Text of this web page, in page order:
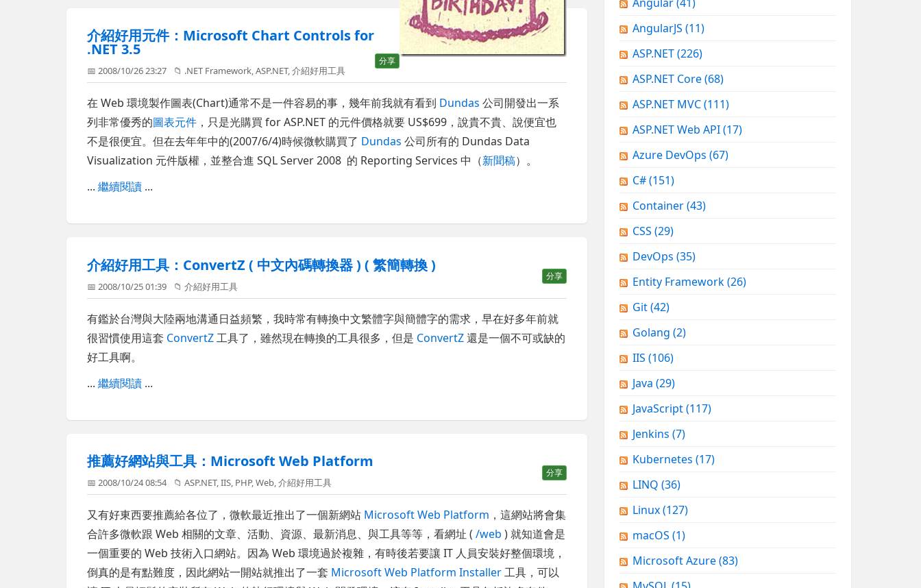
介紹好用元件：Microsoft Chart Controls for
.NET 3.5
分享
📅 2008/10/26 23:27 📁 .NET Framework,ASP.NET,介紹好用工具
在 Web 環境製作圖表(Chart)通常不是一件容易的事，幾年前我就有看到 Dundas 公司開發出一系
列非常優秀的圖表元件 ，只是光購買 for ASP.NET 的元件價格就要 US$699，說貴不貴、說便宜也
不是很便宜。但在去年年中的(2007/6/4)時候微軟購買了 Dundas 公司所有的 Dundas Data
Visualization 元件版權，並整合進 SQL Server 2008 的 Reporting Services 中（新聞稿）。
...繼續閱讀 ...
介紹好用工具：ConvertZ ( 中文內碼轉換器 ) ( 繁簡轉換 )
分享
📅 2008/10/25 01:39 📁介紹好用工具
有鑑於台灣與大陸兩地溝通日益頻繁，我時常有轉換中文繁體字與簡體字的需求，早在好多年前就
很習慣使用這套 ConvertZ工具了，雖然現在轉換的工具很多，但是 ConvertZ還是一個不可或缺的
好工具啊。
...繼續閱讀 ...
推薦好網站與工具：Microsoft Web Platform
分享
📅 2008/10/24 08:54 📁ASP.NET,IIS, PHP,Web,介紹好用工具
又有好東西要推薦給各位了，微軟最近推出了一個新網站 Microsoft Web Platform ，這網站將會集
合許多微軟跟 Web 相關的文章、活動、資源、最新消息、與工具等等，看網址 (/web ) 就知道會是
一個重要的 Web 技術入口網站。因為 Web 環境過於複雜，有時後若要讓 IT 人員安裝好整個環境，
倒真的是有點難度，因此網站一開站就推出了一套 Microsoft Web Platform Installer工具，可以
AngularJS (11)
ASP.NET(226)
ASP.NET Core(68)
ASP.NET MVC(111)
ASP.NET Web API(17)
Azure DevOps (67)
C#(151)
Container(43)
CSS (29)
DevOps (35)
Entity Framework(26)
Git(42)
Golang (2)
IIS (106)
Java (29)
JavaScript(117)
Jenkins (7)
Kubernetes (17)
LINQ (36)
Linux(127)
macOS (1)
Microsoft Azure(83)